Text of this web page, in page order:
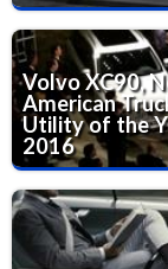
Volvo XC90,
American
Utility of the
2016